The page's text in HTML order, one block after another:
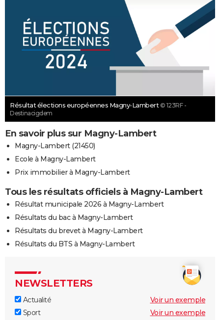
Résultat élections européennes Magny-Lambert © 123RF -
Destinacigdem
En savoir plus sur Magny-Lambert
Magny-Lambert (21450)
Ecole à Magny-Lambert
Prix immobilier à Magny-Lambert
Tous les résultats officiels à Magny-Lambert
Résultat municipale 2026 à Magny-Lambert
Résultats du bac à Magny-Lambert
Résultats du brevet à Magny-Lambert
Résultats du BTS à Magny-Lambert
NEWSLETTERS
Actualité
Voir un exemple
Sport
Voir un exemple